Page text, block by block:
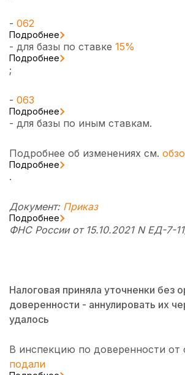
- 062
Подробнее
- для базы по ставке 15%
Подробнее
;
- 063
Подробнее
- для базы по иным ставкам.
Подробнее об изменениях см.
Подробнее
.
Документ: Приказ
Подробнее
ФНС России от 15.10.2021 N ЕД-7-
Налоговая приняла уточненки без
доверенности - аннулировать их
удалось
В инспекцию по доверенности от
подали